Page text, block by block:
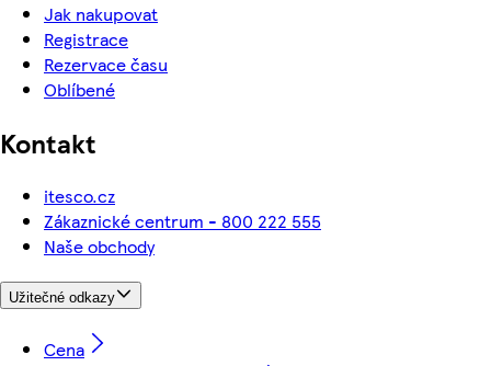
Jak nakupovat
Registrace
Rezervace času
Oblíbené
Kontakt
itesco.cz
Zákaznické centrum - 800 222 555
Naše obchody
Užitečné odkazy
Cena